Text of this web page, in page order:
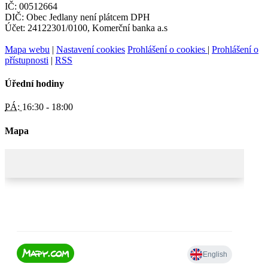
IČ: 00512664
DIČ: Obec Jedlany není plátcem DPH
Účet: 24122301/0100, Komerční banka a.s
Mapa webu | Nastavení cookies Prohlášení o cookies | Prohlášení o
přístupnosti | RSS
Úřední hodiny
PÁ: 16:30 - 18:00
Mapa